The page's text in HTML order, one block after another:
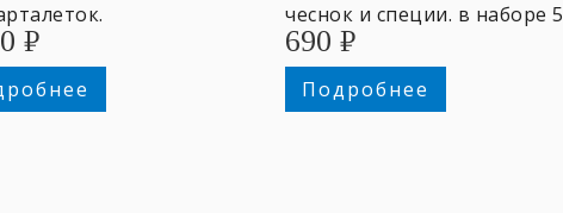
₽
чеснок и специи. в наборе 5
шт. ~ по 25гр.
690 ₽
Подробнее